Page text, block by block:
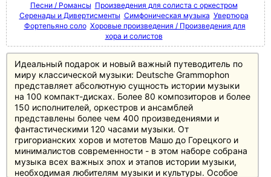
Песни / Романсы Произведения для солиста с оркестром
Серенады и Дивертисменты Симфоническая музыка Увертюра
Фортепьяно соло Хоровые произведения / Произведения для
хора и солистов
Идеальный подарок и новый важный путеводитель по
миру классической музыки: Deutsche Grammophon
представляет абсолютную сущность истории музыки
на 100 компакт-дисках. Более 80 композиторов и более
150 исполнителей, оркестров и ансамблей
представлены более чем 400 произведениями и
фантастическими 120 часами музыки. От
григорианских хоров и мотетов Машо до Горецкого и
минималистов современности - в этом наборе собрана
музыка всех важных эпох и этапов истории музыки,
необходимая любителям музыки и культуры. Особое